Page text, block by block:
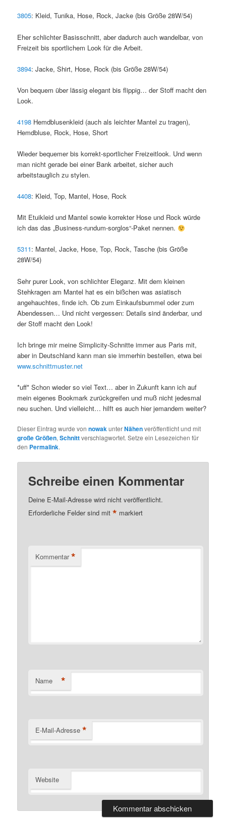
3805: Kleid, Tunika, Hose, Rock, Jacke (bis Größe 28W/54)
Eher schlichter Basisschnitt, aber dadurch auch wandelbar, von
Freizeit bis sportlichem Look für die Arbeit.
3894: Jacke, Shirt, Hose, Rock (bis Größe 28W/54)
Von bequem über lässig elegant bis flippig… der Stoff macht den
Look.
4198 Hemdblusenkleid (auch als leichter Mantel zu tragen),
Hemdbluse, Rock, Hose, Short
Wieder bequemer bis korrekt-sportlicher Freizeitlook. Und wenn
man nicht gerade bei einer Bank arbeitet, sicher auch
arbeitstauglich zu stylen.
4408: Kleid, Top, Mantel, Hose, Rock
Mit Etuikleid und Mantel sowie korrekter Hose und Rock würde
ich das das „Business-rundum-sorglos“-Paket nennen.
5311: Mantel, Jacke, Hose, Top, Rock, Tasche (bis Größe
28W/54)
Sehr purer Look, von schlichter Eleganz. Mit dem kleinen
Stehkragen am Mantel hat es ein bißchen was asiatisch
angehauchtes, finde ich. Ob zum Einkaufsbummel oder zum
Abendessen… Und nicht vergessen: Details sind änderbar, und
der Stoff macht den Look!
Ich bringe mir meine Simplicity-Schnitte immer aus Paris mit,
aber in Deutschland kann man sie immerhin bestellen, etwa bei
www.schnittmuster.net
*uff* Schon wieder so viel Text… aber in Zukunft kann ich auf
mein eigenes Bookmark zurückgreifen und muß nicht jedesmal
neu suchen. Und vielleicht… hilft es auch hier jemandem weiter?
Dieser Eintrag wurde vonnowakunterNähenveröffentlicht und mit
große Größen,Schnittverschlagwortet. Setze ein Lesezeichen für
den Permalink.
Schreibe einen Kommentar
Deine E-Mail-Adresse wird nicht veröffentlicht.
Erforderliche Felder sind mit* markiert
Kommentar *
Name *
E-Mail-Adresse *
Website